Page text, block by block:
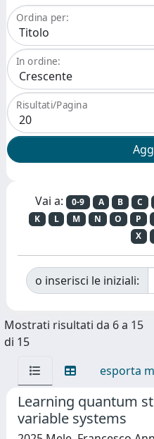
Ordina per:
In ordine:
Risultati/Pagina
Vai a: 0-9 A B C
K
L M N O P
X
o inserisci le iniziali:
Mostrati risultati da 6 a 15
di 15
esporta
Learning quantum
variable systems